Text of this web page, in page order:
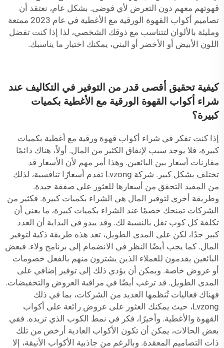
قهوتهم معهم دون التعرض لأي فوضى. بشكل عام، نعتقد أن
تصاميم أكواب القهوة الورقية مع الأغطية في عام 2023 ممتعة
ومليئة بالألوان لتتناسب مع ذوقك الشخصي، لذا إذا كنت تفضل
اللون الأبيض أو الأخضر أو البني، يمكنك اختيار ما يناسبك.
كيفية تحقيق أقصى قدر من التوفير في التكاليف عند
شراء أكواب القهوة الورقية مع الأغطية بكميات
كبيرة؟
إذا كنت تفكر في شراء أكواب قهوة ورقية مع أغطية بكميات
كبيرة، فلا يوجد سبب لإنفاق الكثير من المال. أولاً، هناك دائمًا
مقارنات أسعار بين البائعين. وهذا أمر مهم لأن الأسعار قد
تختلف بشكل كبير. شركة Lvzong تقدم أسعارًا تنافسية، لذلك
من المفيد التحقق من أسعارها للعثور على صفقة جيدة.
وطريقة أخرى لتوفير المال هي الشراء بكميات كبيرة. فكثير من
الشركات تمنحك خصمًا عند الشراء بكميات كبيرة، ما يعني أن
تكلفة كل كوب تقل بالنسبة لك. وقد يبدو في البداية أن العدد
كبير جدًا، لكن على المدى الطويل، تعد هذه طريقة ذكية لتوفير
المال. كما يجب أيضًا النظر في الانضمام إلى برنامج ولاء. فبعض
البائعين يقدمون للعملاء الذين يشترون منهم بالفعل خصومات
أو عروض خاصة. ويمكن أن يؤدي ذلك إلى توفير إضافي على
المدى الطويل. قد ترغب أيضًا في مراقبة العروض والتخفيضات.
فهناك فعاليات تُنظمها العديد من الشركات، بما في ذلك
Lvzong، حيث يمكنك العثور على عروض رائعة على أكواب
القهوة والأغطية. وأخيرًا، فكر في نمط الكوب الذي تريده. ففي
بعض الحالات، يمكن أن تكون الأكواب العادية أرخص من تلك
ذات التصاميم المعقدة. وبالرغم من جاذبية الأكواب الأنيقة، إلا